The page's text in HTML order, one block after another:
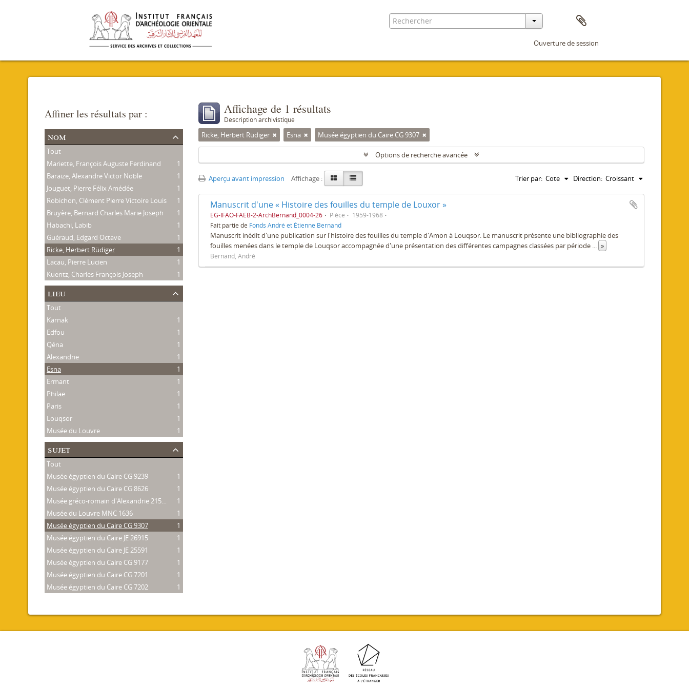
Ouverture de session
Affiner les résultats par :
nom
Tout
Mariette, François Auguste Ferdinand
1
Baraize, Alexandre Victor Noble
1
Jouguet, Pierre Félix Amédée
1
Robichon, Clément Pierre Victoire Louis
1
Bruyère, Bernard Charles Marie Joseph
1
Habachi, Labib
1
Guéraud, Edgard Octave
1
Ricke, Herbert Rüdiger
1
Lacau, Pierre Lucien
1
Kuentz, Charles François Joseph
1
lieu
Tout
Karnak
1
Edfou
1
Qéna
1
Alexandrie
1
Esna
1
Ermant
1
Philae
1
Paris
1
Louqsor
1
Musée du Louvre
1
sujet
Tout
Musée égyptien du Caire CG 9239
1
Musée égyptien du Caire CG 8626
1
Musée gréco-romain d'Alexandrie 21534
1
Musée du Louvre MNC 1636
1
Musée égyptien du Caire CG 9307
1
Musée égyptien du Caire JE 26915
1
Musée égyptien du Caire JE 25591
1
Musée égyptien du Caire CG 9177
1
Musée égyptien du Caire CG 7201
1
Musée égyptien du Caire CG 7202
1
Affichage de 1 résultats
Description archivistique
Ricke, Herbert Rüdiger Esna Musée égyptien du Caire CG 9307
Options de recherche avancée
Aperçu avant impression Affichage : Trier par: Cote Direction: Croissant
Manuscrit d'une « Histoire des fouilles du temple de Louxor »
EG-IFAO-FAEB-2-ArchBernand_0004-26 Pièce
1959-1968
Fait partie de Fonds André et Étienne Bernand
Manuscrit inédit d'une publication sur l'histoire des fouilles du temple d'Amon à Louqsor. Le manuscrit présente une bibliographie des
fouilles menées dans le temple de Louqsor accompagnée d'une présentation des différentes campagnes classées par période ... »
Bernand, André